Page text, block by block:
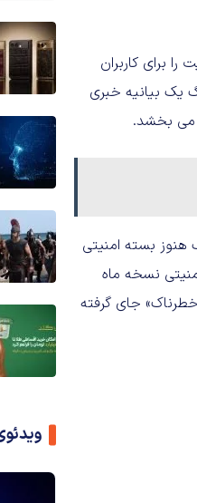
یک بروز رسانی نرم افزاری با حجم ۱۵۶ مگابایت را برای کاربران
یک بیانیه خبری
بسته امنیتی
نسخه ماه
عدد از آنها، در دسته بندی «خطرناک» جای گرفته